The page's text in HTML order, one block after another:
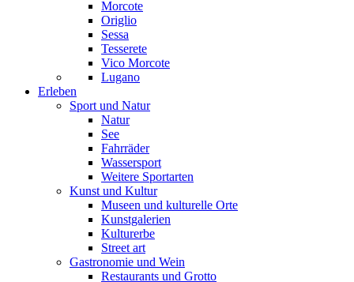
Morcote
Origlio
Sessa
Tesserete
Vico Morcote
Lugano
Erleben
Sport und Natur
Natur
See
Fahrräder
Wassersport
Weitere Sportarten
Kunst und Kultur
Museen und kulturelle Orte
Kunstgalerien
Kulturerbe
Street art
Gastronomie und Wein
Restaurants und Grotto